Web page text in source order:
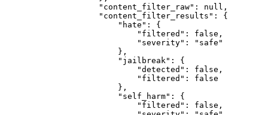
"content_filter_raw" : null ,
"content_filter_results" :
{
"hate" :
{
"filtered" : false ,
"severity" :
"safe"
} ,
"jailbreak" :
{
"detected" : false ,
"filtered" :
false
} ,
"self_harm" :
{
"filtered" : false ,